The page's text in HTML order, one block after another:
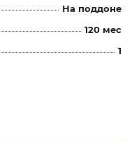
На поддоне
120 мес
1